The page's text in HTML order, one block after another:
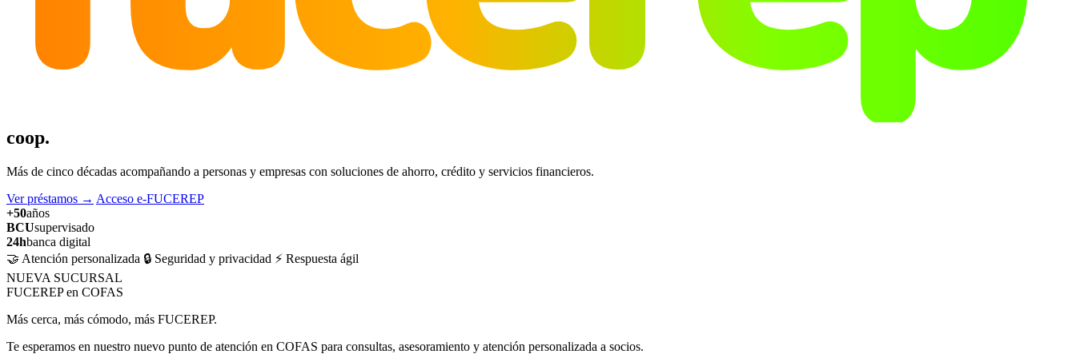
coop.
Más de cinco décadas acompañando a personas y empresas con soluciones de ahorro, crédito y servicios financieros.
Ver préstamos → Acceso e-FUCEREP
+50años
BCUsupervisado
24hbanca digital
🤝 Atención personalizada 🔒 Seguridad y privacidad ⚡ Respuesta ágil
NUEVA SUCURSAL
FUCEREP en COFAS
Más cerca, más cómodo, más FUCEREP.
Te esperamos en nuestro nuevo punto de atención en COFAS para consultas, asesoramiento y atención personalizada a socios.